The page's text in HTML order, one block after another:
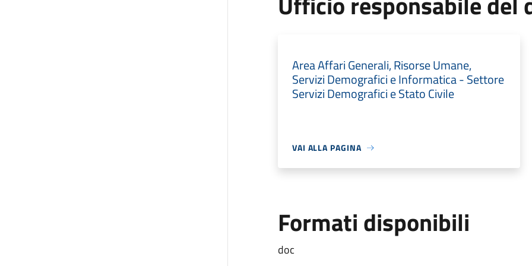
Area Affari Generali, Risorse Umane,
Servizi Demografici e Informatica - Settore
Servizi Demografici e Stato Civile
VAI ALLA PAGINA
Formati disponibili
doc